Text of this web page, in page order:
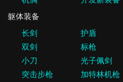
躯体装备
长剑
护盾
双剑
标枪
小刀
光子佩剑
突击步枪
加特林机枪